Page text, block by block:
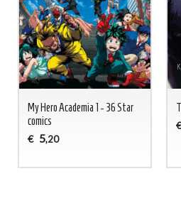
My Hero Academia 1 - 36 Star
comics
€ 5,20
€